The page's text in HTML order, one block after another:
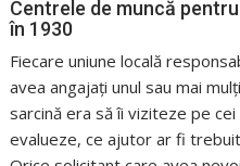
Centrele de muncă
în 1930
Fiecare uniune locală
avea angajați unul sau mai
sarcină era să îi viziteze pe
evalueze, ce ajutor ar fi